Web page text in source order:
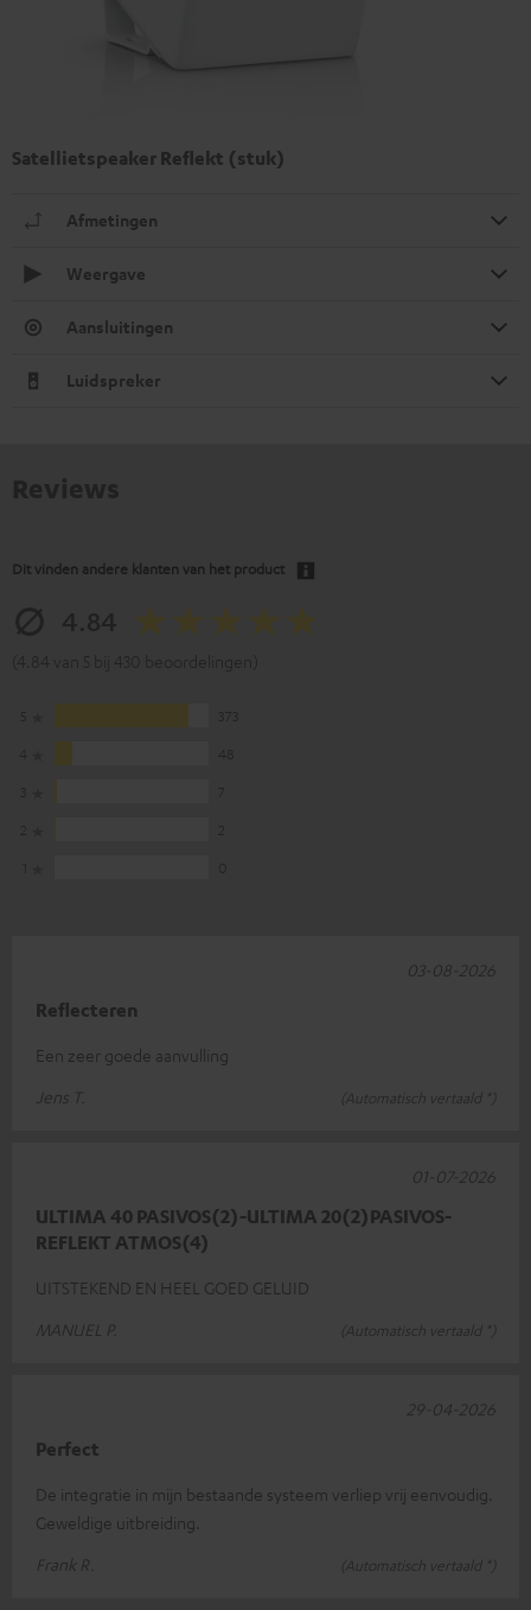
Satellietspeaker Reflekt (stuk)
Afmetingen
Weergave
Aansluitingen
Luidspreker
Dit vinden andere klanten van het product
Reflecteren
Een zeer goede aanvulling
Jens T.
(Automatisch vertaald *)
03-08-2026
ULTIMA 40 PASIVOS(2)-ULTIMA 20(2)PASIVOS-
REFLEKT ATMOS(4)
UITSTEKEND EN HEEL GOED GELUID
MANUEL P.
(Automatisch vertaald *)
01-07-2026
Perfect
De integratie in mijn bestaande systeem verliep vrij eenvoudig.
Geweldige uitbreiding.
Frank R.
(Automatisch vertaald *)
29-04-2026